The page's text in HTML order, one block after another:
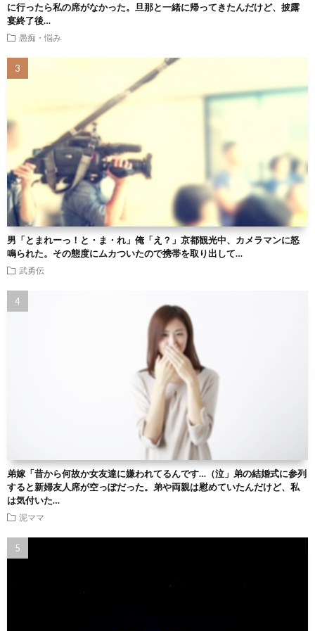
に行ったら私の席がなかった。旦那と一緒に帰ってきたんだけど、披露
宴終了後…
愚痴・悩み
男「とまれーっ！と・ま・れ」俺「え？」京都観光中、カメラマンに怒
鳴られた。その態度にムカついたので携帯を取り出して…
武勇伝
弟嫁「昔から何故か女友達に嫌われてるんです…（泣」弟の結婚式に参列
すると新婦友人席が空っぽだった。弟や両親は慰めていたんだけど、私
は気付いた…
泥ママ